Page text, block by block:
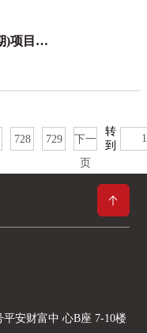
标，并于2026-08-07完成评标工
告，招标人已经确认评标结果，
。评标结果
)项目工
728 729
下一
页
转
到
安财富中 心B座 7-10楼